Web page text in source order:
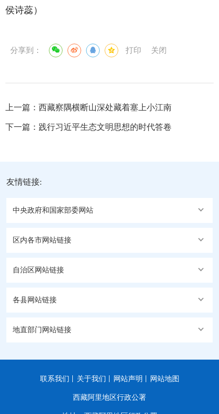
侯诗蕊）
分享到： 打印 关闭
上一篇： 西藏察隅横断山深处藏着塞上小江南
下一篇： 践行习近平生态文明思想的时代答卷
友情链接:
中央政府和国家部委网站
区内各市网站链接
自治区网站链接
各县网站链接
地直部门网站链接
联系我们 关于我们 网站声明 网站地图
西藏阿里地区行政公署